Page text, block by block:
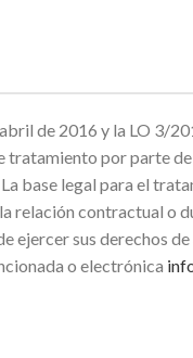
de 2016 y la LO 3/
tratamiento por parte
base legal para el
contractual o
ejercer sus derechos
o electrónica